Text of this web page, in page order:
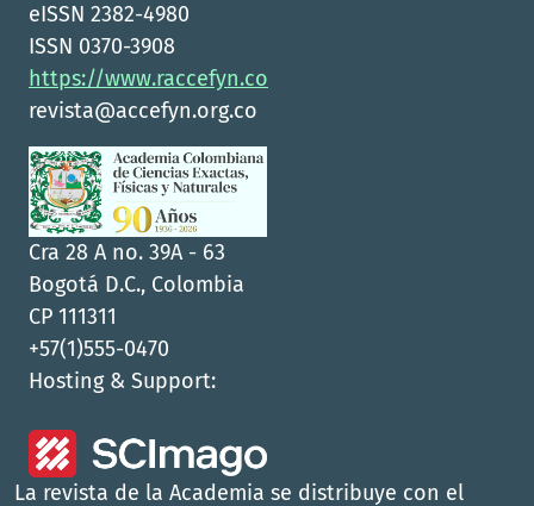
eISSN 2382-4980
ISSN 0370-3908
https://www.raccefyn.co
revista@accefyn.org.co
Cra 28 A no. 39A - 63
Bogotá D.C., Colombia
CP 111311
+57(1)555-0470
Hosting & Support:
La revista de la Academia se distribuye con el